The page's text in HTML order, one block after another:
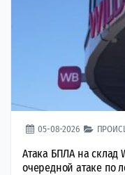
05-08-2026
Атака БПЛА на склад
очередной атаке по